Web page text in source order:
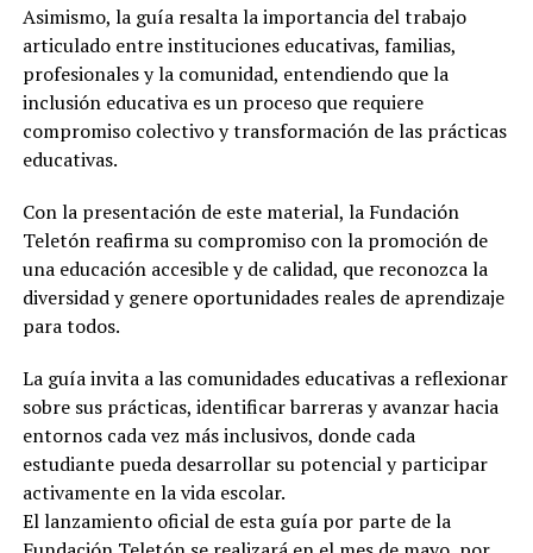
Asimismo, la guía resalta la importancia del trabajo
articulado entre instituciones educativas, familias,
profesionales y la comunidad, entendiendo que la
inclusión educativa es un proceso que requiere
compromiso colectivo y transformación de las prácticas
educativas.
Con la presentación de este material, la Fundación
Teletón reafirma su compromiso con la promoción de
una educación accesible y de calidad, que reconozca la
diversidad y genere oportunidades reales de aprendizaje
para todos.
La guía invita a las comunidades educativas a reflexionar
sobre sus prácticas, identificar barreras y avanzar hacia
entornos cada vez más inclusivos, donde cada
estudiante pueda desarrollar su potencial y participar
activamente en la vida escolar.
El lanzamiento oficial de esta guía por parte de la